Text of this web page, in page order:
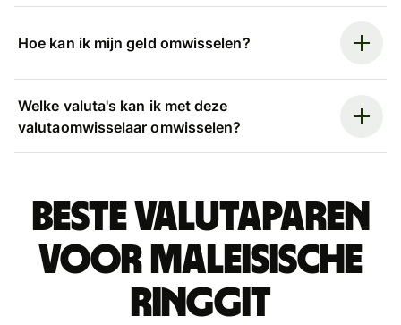
Hoe kan ik mijn geld omwisselen?
Welke valuta's kan ik met deze
valutaomwisselaar omwisselen?
Beste valutaparen
voor Maleisische
ringgit